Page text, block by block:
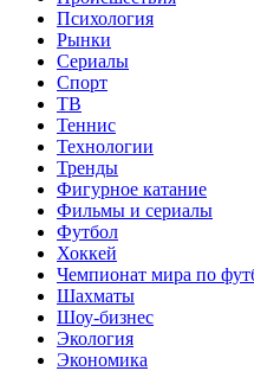
Психология
Рынки
Сериалы
Спорт
ТВ
Теннис
Технологии
Тренды
Фигурное катание
Фильмы и сериалы
Футбол
Хоккей
Чемпионат мира по
Шахматы
Шоу-бизнес
Экология
Экономика